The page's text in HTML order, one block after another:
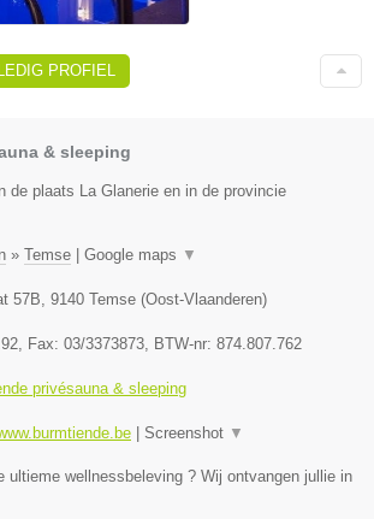
PROFIEL
& sleeping
de plaats La Glanerie en in de provincie
» Temse Google maps ▼
57B 9140 Temse (Oost-Vlaanderen)
, Fax: 03/3373873 , BTW-nr: 874.807.762
privésauna & sleeping
Screenshot ▼
ultieme wellnessbeleving ? Wij ontvangen jullie in